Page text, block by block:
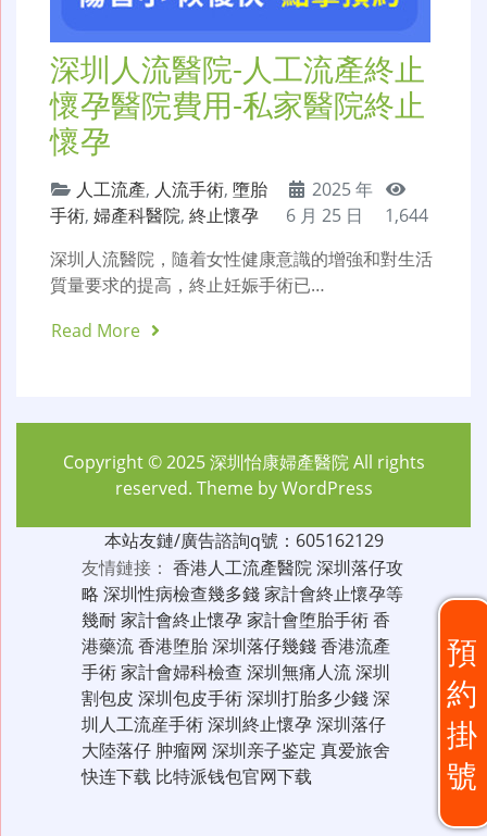
深圳人流醫院-人工流產終止
懷孕醫院費用-私家醫院終止
懷孕
人工流產, 人流手術, 墮胎
手術, 婦產科醫院, 終止懷孕
2025 年
6 月 25 日
1,644
深圳人流醫院，隨着女性健康意識的增強和對生活
質量要求的提高，終止妊娠手術已…
Read More
預
約
掛
號
Copyright © 2025深圳怡康婦產醫院All rights
reserved. Theme byWordPress
本站友鏈/廣告諮詢q號：605162129
友情鏈接： 香港人工流產醫院深圳落仔攻
略 深圳性病檢查幾多錢家計會終止懷孕等
幾耐家計會終止懷孕家計會堕胎手術香
港藥流香港堕胎深圳落仔幾錢香港流產
手術家計會婦科檢查 深圳無痛人流深圳
割包皮 深圳包皮手術深圳打胎多少錢深
圳人工流産手術深圳終止懷孕深圳落仔
大陸落仔 肿瘤网 深圳亲子鉴定 真爱旅舍
快连下载 比特派钱包官网下载